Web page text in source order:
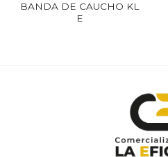
BANDA DE CAUCHO KL
E